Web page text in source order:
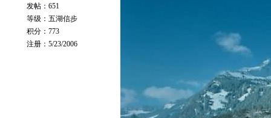
发帖：651
等级：五湖信步
积分：773
注册：5/23/2006